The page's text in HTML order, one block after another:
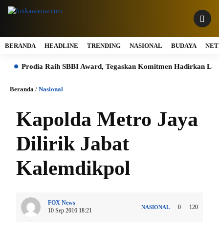
BERANDA HEADLINE TRENDING NASIONAL BUDAYA
Prodia Raih SBBI Award, Tegaskan Komitmen Hadirkan
Beranda / Nasional
Kapolda Metro Jaya
Dilirik Jabat
Kalemdikpol
FOX News
10 Sep 2016 18:21
NASIONAL 0 120